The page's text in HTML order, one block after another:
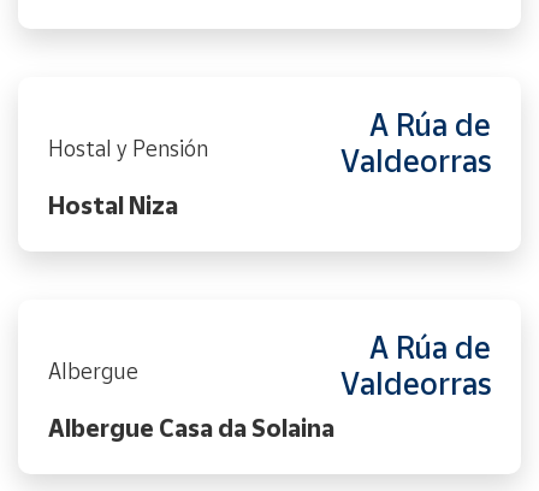
Hostal y Pensión
A Rúa de
Valdeorras
Hostal Niza
Albergue
A Rúa de
Valdeorras
Albergue Casa da Solaina